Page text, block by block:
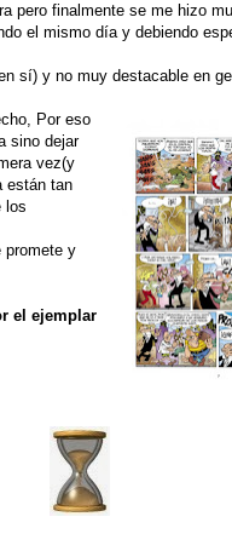
pero finalmente se me hizo
el mismo día y debiendo
sí) y no muy destacable en
Por eso
sino dejar
vez(y
están tan
los
promete y
el ejemplar